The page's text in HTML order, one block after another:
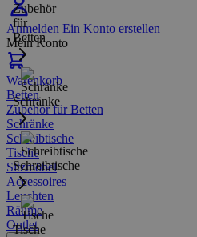
Anmelden Ein Konto erstellen
Mein Konto
Warenkorb
Zubehör
für
Betten
Schränke
Schreibtische
Tische
Betten
Zubehör für Betten
Schränke
Schreibtische
Tische
Sitzmöbel
Accessoires
Leuchten
Räume
Outlet